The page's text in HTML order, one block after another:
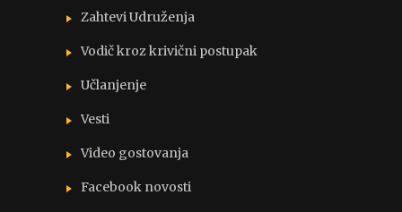
Zahtevi Udruženja
Vodič kroz krivični postupak
Učlanjenje
Vesti
Video gostovanja
Facebook novosti